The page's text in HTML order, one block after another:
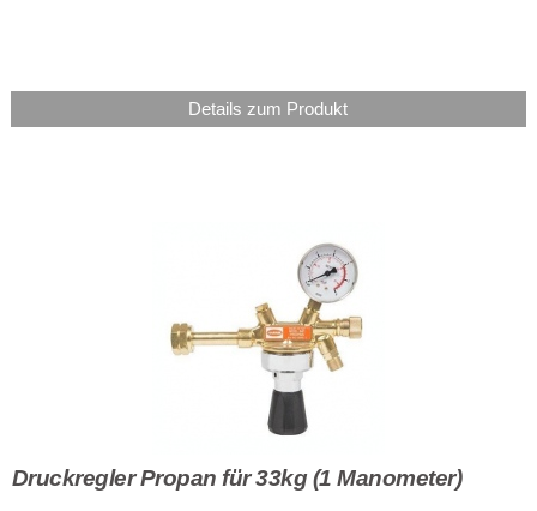
Details zum Produkt
Druckregler Propan für 33kg (1 Manometer)